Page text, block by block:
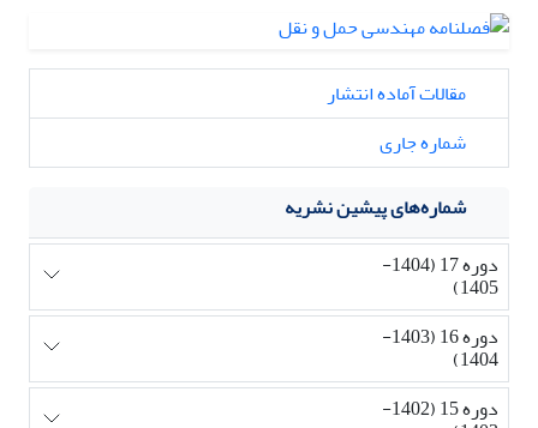
مقالات آماده انتشار
شماره جاری
شماره‌های پیشین نشریه
دوره 17 (1404-
1405)
دوره 16 (1403-
1404)
دوره 15 (1402-